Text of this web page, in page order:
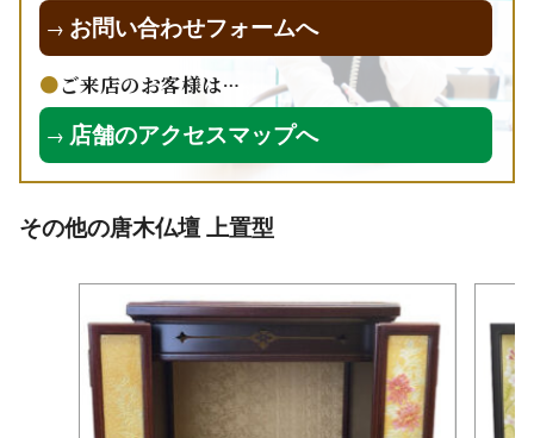
→ お問い合わせフォームへ
ご来店のお客様は…
→ 店舗のアクセスマップへ
その他の唐木仏壇 上置型